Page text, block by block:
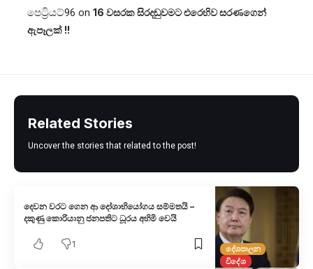
පෙට්‍රියට්96 on 16 වසරක සිරදඬුවමට එරෙහිව සරණගෙන්
ඇපෑලක් !!
Related Stories
Uncover the stories that related to the post!
දේශපාලන
විදේශ
දෙවන වරට ගෙන ආ දෝශාභියෝගය සම්මතයි –
දකුණු කොරියානු ජනපතිට ධූරය අහිමි වෙයි
1